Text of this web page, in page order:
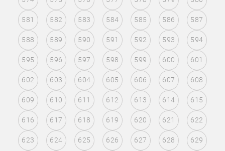
581 582 583 584 585 586 587
588 589 590 591 592 593 594
595 596 597 598 599 600 601
602 603 604 605 606 607 608
609 610 611 612 613 614 615
616 617 618 619 620 621 622
623 624 625 626 627 628 629